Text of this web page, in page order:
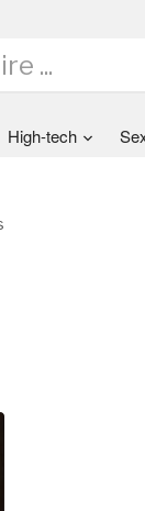
High-tech